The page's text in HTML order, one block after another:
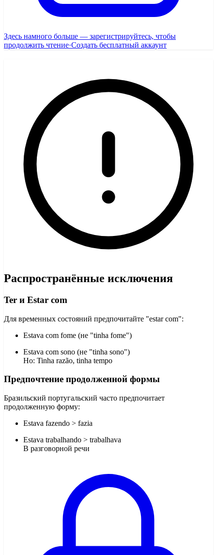
Здесь намного больше — зарегистрируйтесь, чтобы
продолжить чтение·Создать бесплатный аккаунт
Распространённые исключения
Ter и Estar com
Для временных состояний предпочитайте "estar com":
Estava com fome (не "tinha fome")
Estava com sono (не "tinha sono")
Но: Tinha razão, tinha tempo
Предпочтение продолженной формы
Бразильский португальский часто предпочитает
продолженную форму:
Estava fazendo > fazia
Estava trabalhando > trabalhava
В разговорной речи